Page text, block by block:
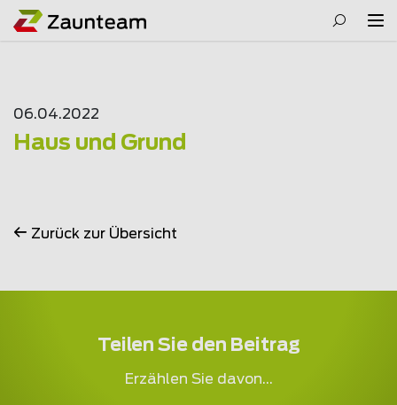
06.04.2022
Haus und Grund
Zurück zur Übersicht
Teilen Sie den Beitrag
Erzählen Sie davon...